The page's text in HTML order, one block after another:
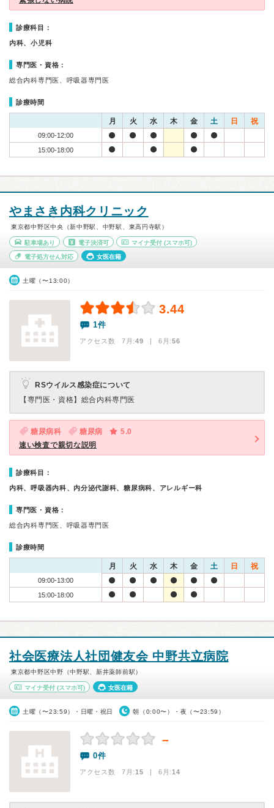
診療科目：
内科、小児科
専門医・資格：
総合内科専門医、呼吸器専門医
診療時間
月 火 水 木 金 土 日 祝
09:00-12:00
15:00-18:00
やまさき内科クリニック
東京都中野区中央（新中野駅、中野駅、東高円寺駅）
駐車場あり 電子決済可 マイナ受付 (スマホ可)
電子処方せん対応 女医在籍
土曜（〜13:00）
3.44
1件
アクセス数 7月:49 | 6月:56
RSウイルス感染症について
【専門医・資格】 総合内科専門医
糖尿病科 糖尿病
5.0
速い検査で親切な説明
診療科目：
内科、呼吸器内科、内分泌代謝科、糖尿病科、アレルギー科
専門医・資格：
総合内科専門医、呼吸器専門医
診療時間
月 火 水 木 金 土 日 祝
09:00-13:00
15:00-18:00
社会医療法人社団健友会 中野共立病院
東京都中野区中野（中野駅、新井薬師前駅）
マイナ受付 (スマホ可) 女医在籍
土曜（〜23:59）・日曜・祝日 朝（0:00〜）・夜（〜23:59）
－
0件
アクセス数 7月:15 | 6月:14